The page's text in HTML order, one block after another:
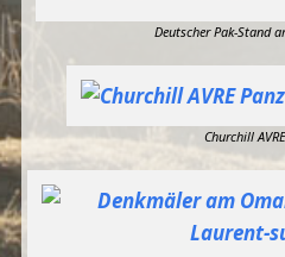
Deutscher Pak-Stand
Churchill